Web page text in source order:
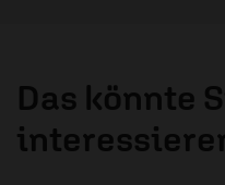
Das könnte